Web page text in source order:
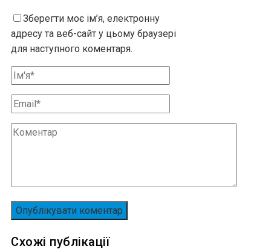
Зберегти моє ім’я, електронну
адресу та веб-сайт у цьому браузері
для наступного коментаря.
Схожі публікації